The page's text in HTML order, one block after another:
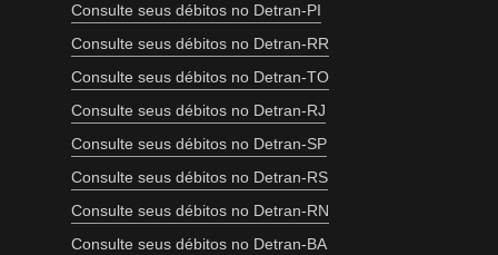
Consulte seus débitos no Detran-PI
Consulte seus débitos no Detran-RR
Consulte seus débitos no Detran-TO
Consulte seus débitos no Detran-RJ
Consulte seus débitos no Detran-SP
Consulte seus débitos no Detran-RS
Consulte seus débitos no Detran-RN
Consulte seus débitos no Detran-BA